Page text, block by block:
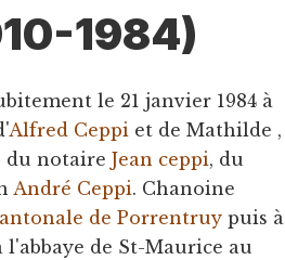
1984)
le 21 janvier 1984 à
Alfred Ceppi et de Mathilde ,
du notaireJean ceppi, du
André Ceppi. Chanoine
de Porrentruy puis à
l'abbaye de St-Maurice au